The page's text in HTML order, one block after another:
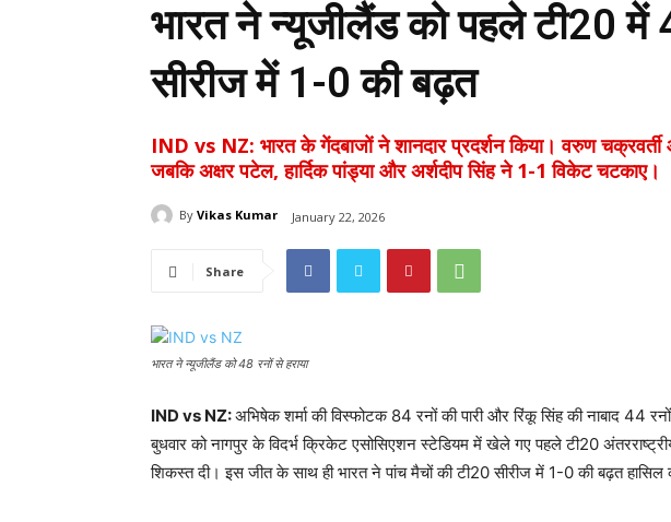
भारत ने न्यूजीलैंड को पहले टी20 में
सीरीज में 1-0 की बढ़त
IND vs NZ: भारत के गेंदबाजों ने शानदार प्रदर्शन किया। वरुण
जबकि अक्षर पटेल, हार्दिक पांड्या और अर्शदीप सिंह ने 1-1 विकेट चटकाए।
By Vikas Kumar January 22, 2026
Share
भारत ने न्यूजीलैंड को 48 रनों से हराया
IND vs NZ:अभिषेक शर्मा की विस्फोटक 84 रनों की पारी और रिंकू सिंह की नाबाद 44
बुधवार को नागपुर के विदर्भ क्रिकेट एसोसिएशन स्टेडियम में खेले गए पहले टी20
शिकस्त दी। इस जीत के साथ ही भारत ने पांच मैचों की टी20 सीरीज में 1-0 की बढ़त हासिल